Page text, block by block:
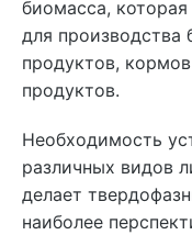
биомасса,
для производства
продуктов,
продуктов.
Необходимость
различных видов
делает
наиболее